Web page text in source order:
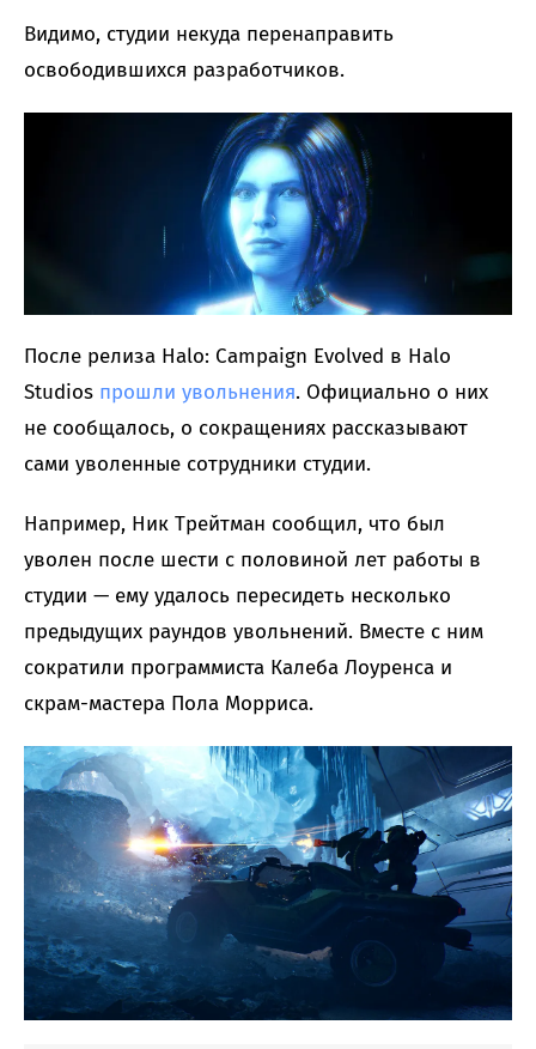
Видимо, студии некуда перенаправить
освободившихся разработчиков.
После релиза Halo: Campaign Evolved в Halo
Studios прошли увольнения. Официально о них
не сообщалось, о сокращениях рассказывают
сами уволенные сотрудники студии.
Например, Ник Трейтман сообщил, что был
уволен после шести с половиной лет работы в
студии — ему удалось пересидеть несколько
предыдущих раундов увольнений. Вместе с ним
сократили программиста Калеба Лоуренса и
скрам-мастера Пола Морриса.